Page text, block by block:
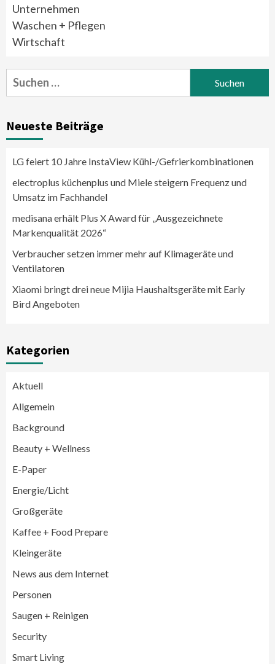
Unternehmen
Waschen + Pflegen
Wirtschaft
Suchen
nach:
Neueste Beiträge
LG feiert 10 Jahre InstaView Kühl-/Gefrierkombinationen
electroplus küchenplus und Miele steigern Frequenz und
Umsatz im Fachhandel
medisana erhält Plus X Award für „Ausgezeichnete
Markenqualität 2026“
Verbraucher setzen immer mehr auf Klimageräte und
Ventilatoren
Xiaomi bringt drei neue Mijia Haushaltsgeräte mit Early
Bird Angeboten
Kategorien
Aktuell
Allgemein
Background
Beauty + Wellness
E-Paper
Energie/Licht
Großgeräte
Kaffee + Food Prepare
Kleingeräte
News aus dem Internet
Personen
Saugen + Reinigen
Security
Smart Living
3
medisana erhält Plus X Award für
Klimageräte und Ventilatoren